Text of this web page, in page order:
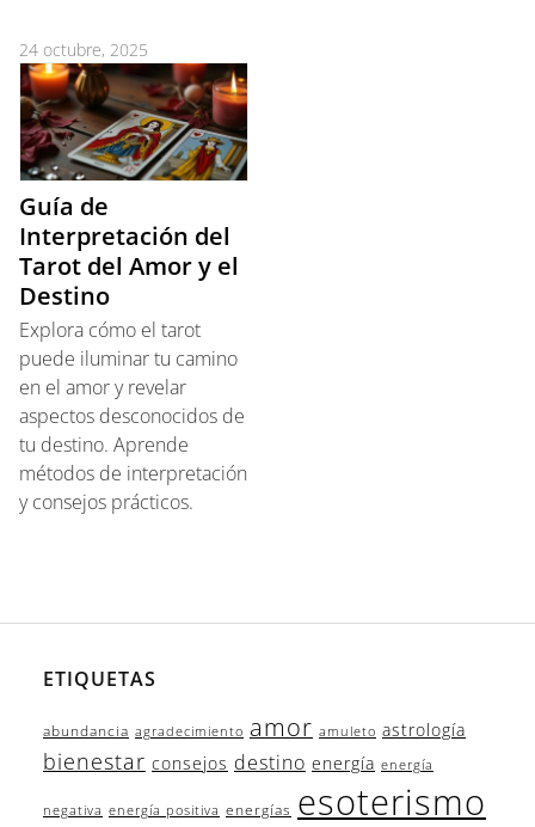
24 octubre, 2025
Guía de
Interpretación del
Tarot del Amor y el
Destino
Explora cómo el tarot
puede iluminar tu camino
en el amor y revelar
aspectos desconocidos de
tu destino. Aprende
métodos de interpretación
y consejos prácticos.
ETIQUETAS
abundancia agradecimiento amor amuleto astrología
bienestar consejos destino energía energía
negativa energía positiva energías esoterismo